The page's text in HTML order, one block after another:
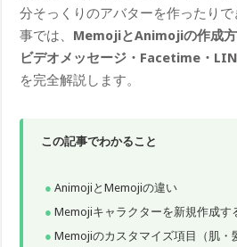
分そっくりのアバターを作ったり
事では、 MemojiとAnimojiの作成方
ビデオメッセージ・Facetime・
を完全解説します。
この記事でわかること
AnimojiとMemojiの違い
Memojiキャラクターを新規作成す
Memojiのカスタマイズ項目（肌・